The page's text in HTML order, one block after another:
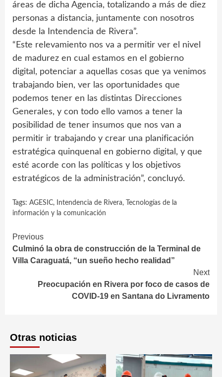
áreas de dicha Agencia, totalizando a más de diez
personas a distancia, juntamente con nosotros
desde la Intendencia de Rivera”.
“Este relevamiento nos va a permitir ver el nivel
de madurez en cual estamos en el gobierno
digital, potenciar a aquellas cosas que ya venimos
trabajando bien, ver las oportunidades que
podemos tener en las distintas Direcciones
Generales, y con todo ello vamos a tener la
posibilidad de tener insumos que nos van a
permitir ir trabajando y crear una planificación
estratégica quinquenal en gobierno digital, y que
esté acorde con las políticas y los objetivos
estratégicos de la administración”, concluyó.
Tags: AGESIC, Intendencia de Rivera,
Tecnologías de la
información y la comunicación
Continue
Reading
Previous
Culminó la obra de construcción de la Terminal de
Villa Caraguatá, “un sueño hecho realidad”
Next
Preocupación en Rivera por foco de casos de
COVID-19 en Santana do Livramento
Otras noticias